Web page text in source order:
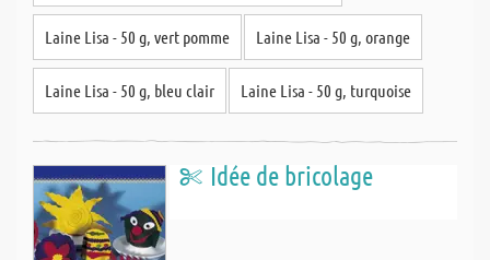
Laine Lisa - 50 g, vert pomme Laine Lisa - 50 g, orange
Laine Lisa - 50 g, bleu clair Laine Lisa - 50 g, turquoise
Idée de bricolage